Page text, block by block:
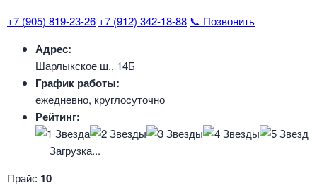
+7 (905) 819-23-26 +7 (912) 342-18-88 📞 Позвонить
Адрес:
Шарлыкское ш., 14Б
График работы:
ежедневно, круглосуточно
Рейтинг:
Загрузка...
Прайс 10